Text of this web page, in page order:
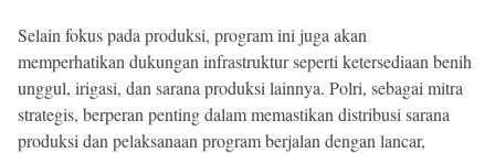
Selain fokus pada produksi, program ini juga akan
memperhatikan dukungan infrastruktur seperti ketersediaan benih
unggul, irigasi, dan sarana produksi lainnya. Polri, sebagai mitra
strategis, berperan penting dalam memastikan distribusi sarana
produksi dan pelaksanaan program berjalan dengan lancar,